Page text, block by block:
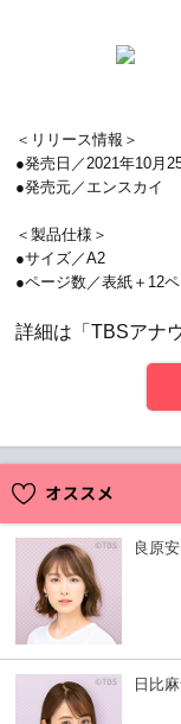
＜リリース情報＞
●発売日／2021年10月
●発売元／エンスカイ
＜製品仕様＞
●サイズ／A2
●ページ数／表紙＋12
詳細は「TBSアナ
良原
日比